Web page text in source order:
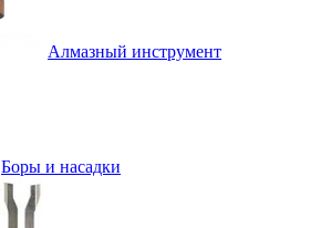
Алмазный инструмент
Боры и насадки